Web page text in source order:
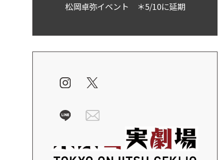
松岡卓弥イベント ＊5/10に延期